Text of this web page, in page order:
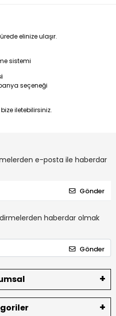
elinize ulaşır.
sistemi
seçeneği
iletebilirsiniz.
e-posta ile haberdar
Gönder
haberdar olmak
Gönder